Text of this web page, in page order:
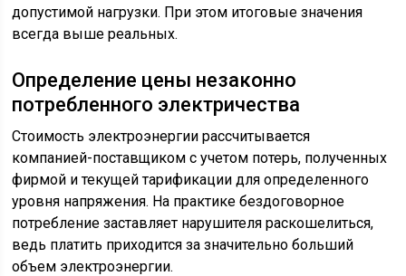
допустимой нагрузки. При этом итоговые значения
всегда выше реальных.
Определение цены незаконно
потребленного электричества
Стоимость электроэнергии рассчитывается
компанией-поставщиком с учетом потерь, полученных
фирмой и текущей тарификации для определенного
уровня напряжения. На практике бездоговорное
потребление заставляет нарушителя раскошелиться,
ведь платить приходится за значительно больший
объем электроэнергии.